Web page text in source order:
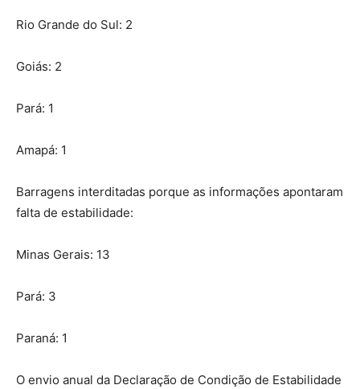
Rio Grande do Sul: 2
Goiás: 2
Pará: 1
Amapá: 1
Barragens interditadas porque as informações apontaram
falta de estabilidade:
Minas Gerais: 13
Pará: 3
Paraná: 1
O envio anual da Declaração de Condição de Estabilidade